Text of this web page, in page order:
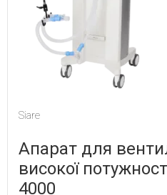
Siare
Апарат для
високої
4000